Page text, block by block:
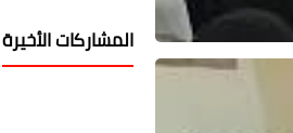
المشاركات الأخيرة